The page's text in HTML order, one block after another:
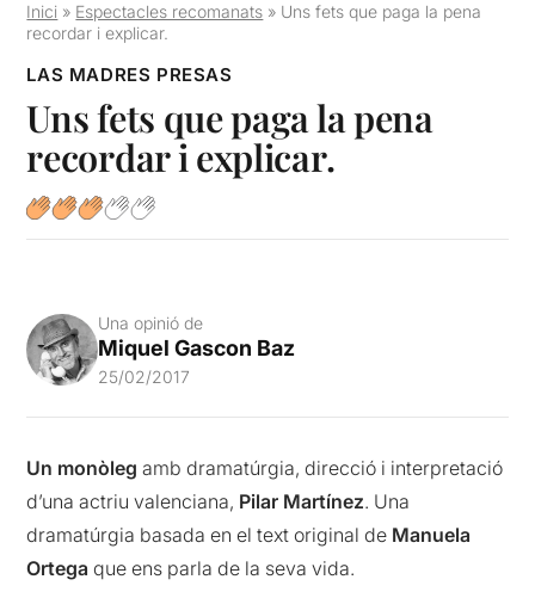
Inici » Espectacles recomanats » Uns fets que paga la pena
recordar i explicar.
LAS MADRES PRESAS
Uns fets que paga la pena
recordar i explicar.
Una opinió de
Miquel Gascon Baz
25/02/2017
Un monòleg amb dramatúrgia, direcció i interpretació
d’una actriu valenciana, Pilar Martínez. Una
dramatúrgia basada en el text original de Manuela
Ortega que ens parla de la seva vida.